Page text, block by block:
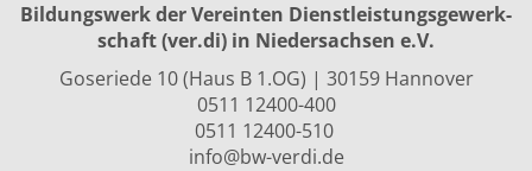
Bildungswerk der Vereinten Dienst­leis­tungs­ge­werk­
schaft (ver.di) in Niedersachsen e.V.
Goseriede 10 (Haus B 1.OG) | 30159 Hannover
0511 12400-400
0511 12400-510
info@bw-verdi.de